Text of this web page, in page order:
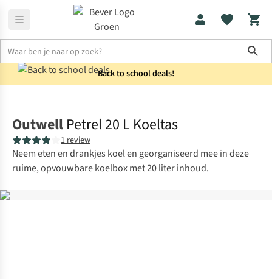
Back to schooldeals!
Outwell Petrel 20 L Koeltas
1 review
Neem eten en drankjes koel en georganiseerd mee in deze
ruime, opvouwbare koelbox met 20 liter inhoud.